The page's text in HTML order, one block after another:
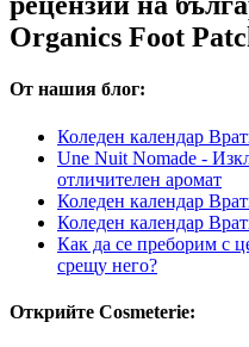
Organics Foot
От нашия блог:
Коледен календар
Une Nuit Nomade -
отличителен аромат
Коледен календар
Коледен календар
Как да се преборим с
срещу него?
Открийте Cosmeterie: